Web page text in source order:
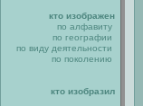
кто изображен
по алфавиту
по географии
по виду деятельности
по поколению
кто изобразил